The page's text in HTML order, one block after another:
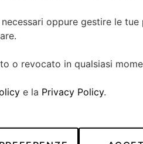
Cognome*
oppure gestire le tue
o revocato in qualsiasi
e la Privacy Policy.